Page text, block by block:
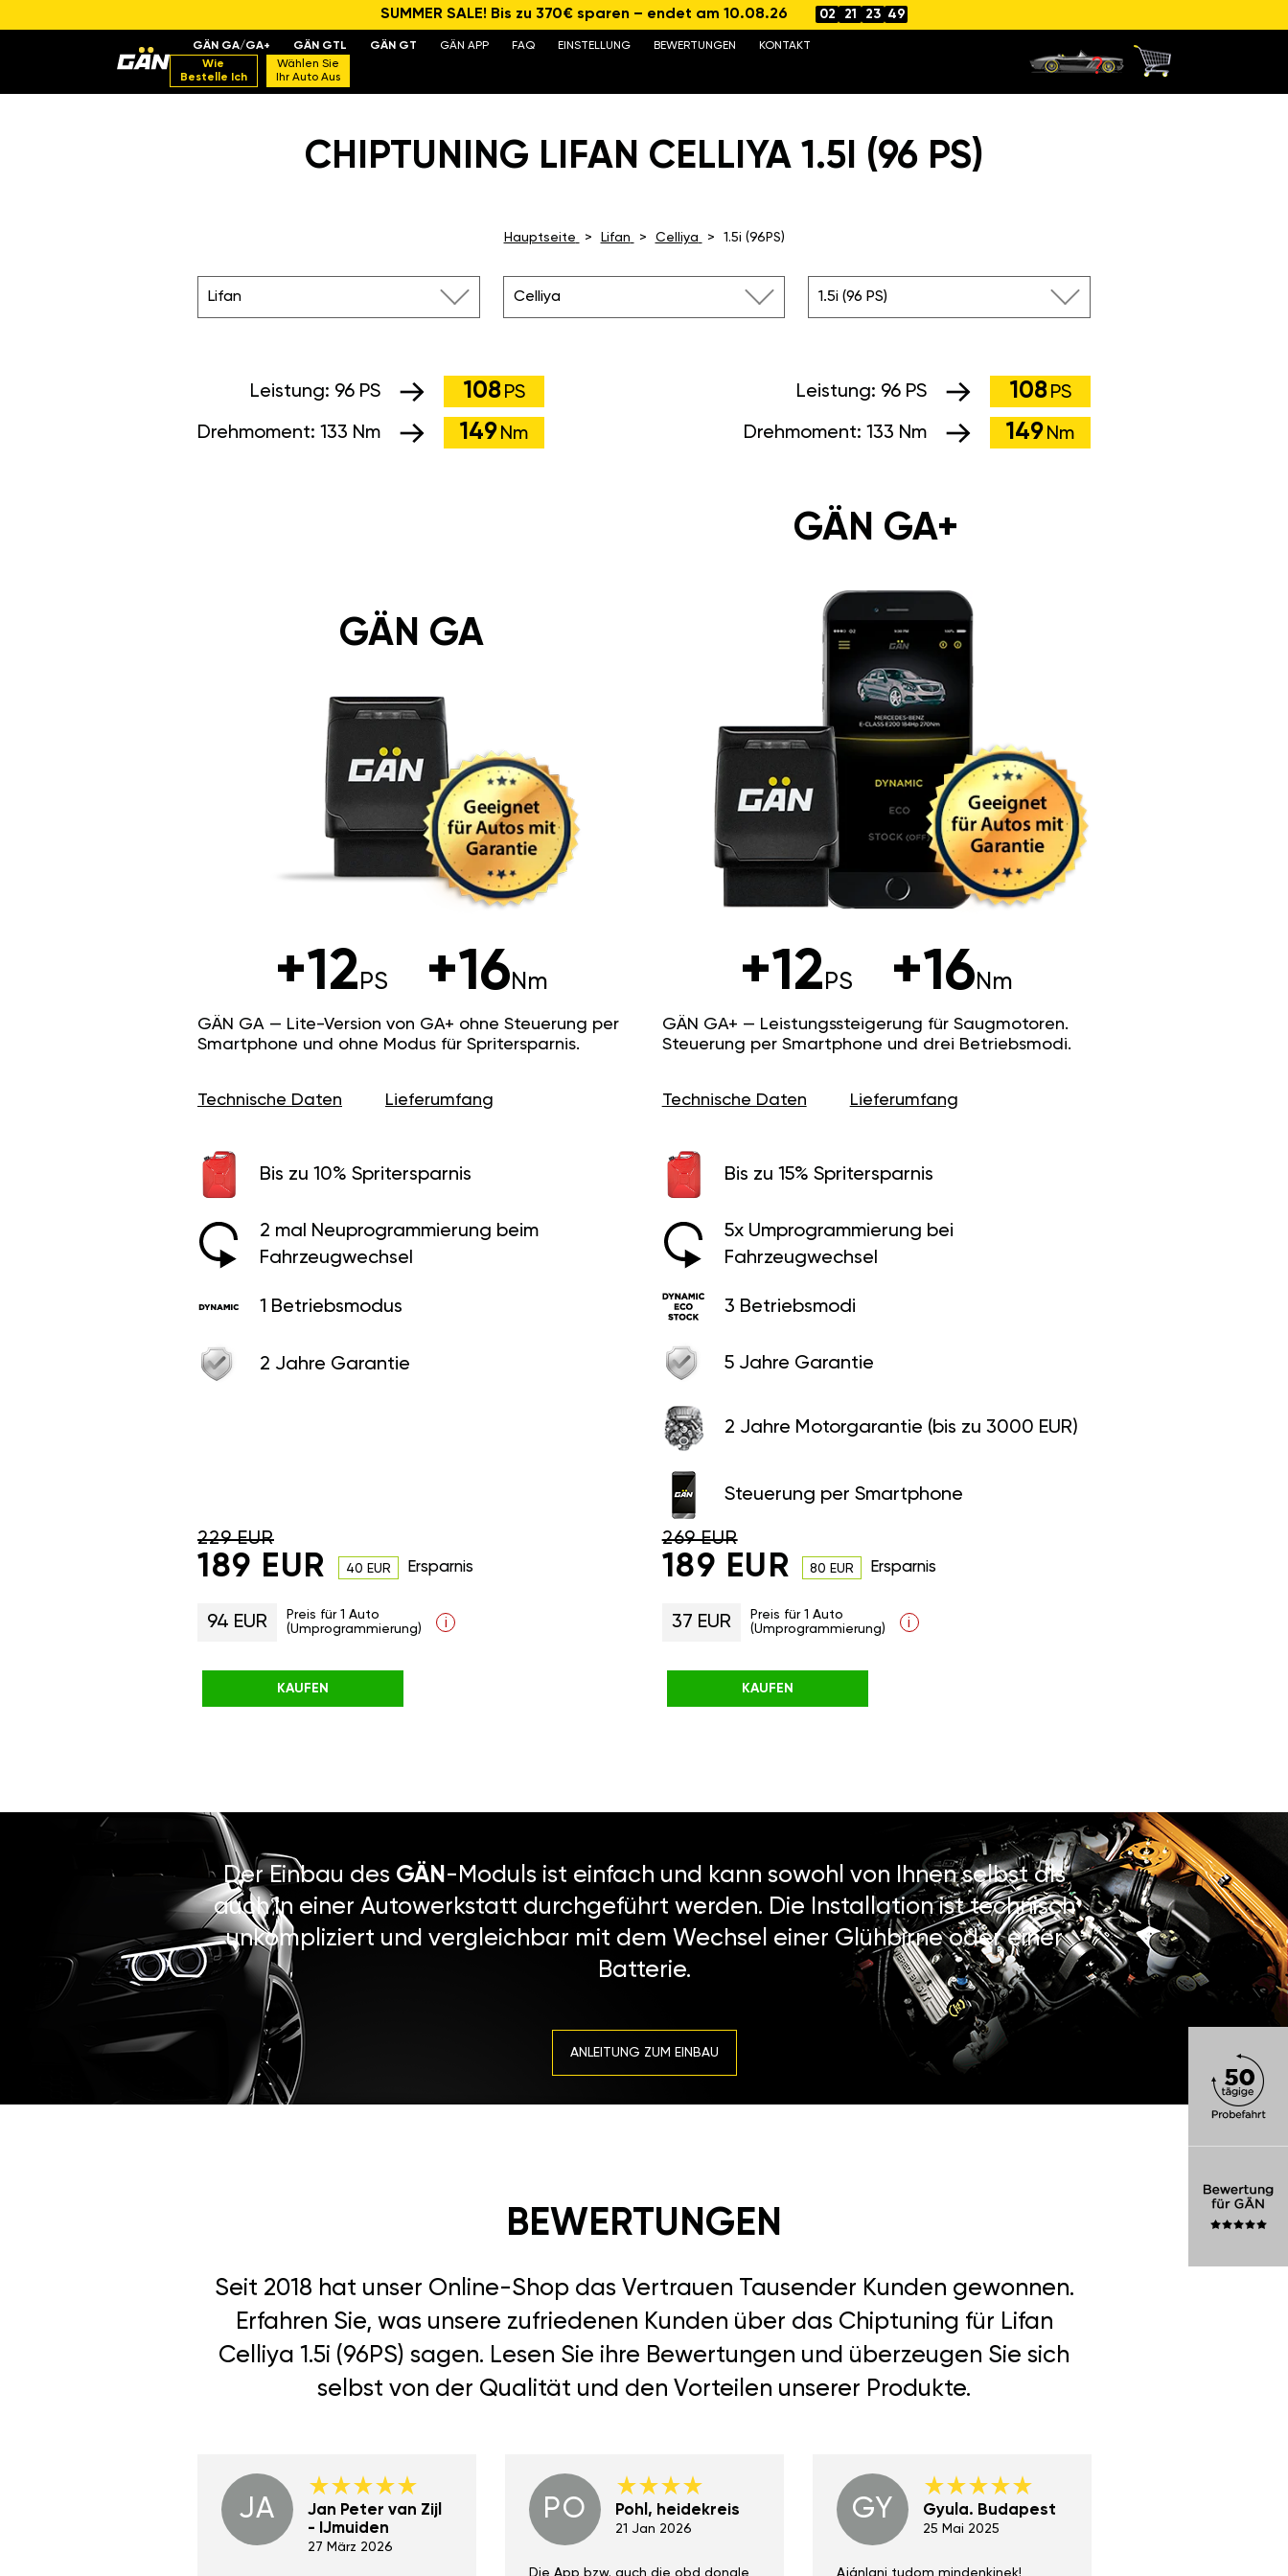
SUMMER SALE! Bis zu 370€ sparen – endet am 10.08.26 02 21 23 48
GÄN GA/GA+ GÄN GTL GÄN GT GÄN APP FAQ EINSTELLUNG BEWERTUNGEN
KONTAKT
Wie
Bestelle Ich
Wählen Sie
Ihr Auto Aus
CHIPTUNING LIFAN CELLIYA 1.5I (96 PS)
Hauptseite Lifan Celliya 1.5i (96PS)
Lifan Celliya 1.5i (96 PS)
Leistung: 96 PS 108 PS
Drehmoment: 133 Nm 149 Nm
Leistung: 96 PS 108 PS
Drehmoment: 133 Nm 149 Nm
GÄN GA+
+12PS +16Nm
GÄN GA+ — Leistungssteigerung für Saugmotoren.
Steuerung per Smartphone und drei Betriebsmodi.
Technische Daten Lieferumfang
Bis zu 15% Spritersparnis
5x Umprogrammierung bei
Fahrzeugwechsel
3 Betriebsmodi
5 Jahre Garantie
2 Jahre Motorgarantie (bis zu 3000 EUR)
Steuerung per Smartphone
269 EUR
189 EUR 80 EUR Ersparnis
37 EUR
Preis für 1 Auto
(Umprogrammierung)
i
KAUFEN
GÄN GA
+12PS +16Nm
GÄN GA — Lite-Version von GA+ ohne Steuerung per
Smartphone und ohne Modus für Spritersparnis.
Technische Daten Lieferumfang
Bis zu 10% Spritersparnis
2 mal Neuprogrammierung beim
Fahrzeugwechsel
1 Betriebsmodus
2 Jahre Garantie
229 EUR
189 EUR 40 EUR Ersparnis
94 EUR
Preis für 1 Auto
(Umprogrammierung)
i
KAUFEN
Der Einbau des GÄN-Moduls ist einfach und kann sowohl von Ihnen selbst als
auch in einer Autowerkstatt durchgeführt werden. Die Installation ist technisch
unkompliziert und vergleichbar mit dem Wechsel einer Glühbirne oder einer
Batterie.
ANLEITUNG ZUM EINBAU
BEWERTUNGEN
Seit 2018 hat unser Online-Shop das Vertrauen Tausender Kunden gewonnen.
Erfahren Sie, was unsere zufriedenen Kunden über das Chiptuning für Lifan
Celliya 1.5i (96PS) sagen. Lesen Sie ihre Bewertungen und überzeugen Sie sich
selbst von der Qualität und den Vorteilen unserer Produkte.
JA
Jan Peter van Zijl
- IJmuiden
27 März 2026
PO Pohl, heidekreis
21 Jan 2026
GY Gyula. Budapest
25 Mai 2025